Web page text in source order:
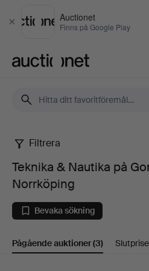
Stäng
Auctionet
Finns på Google Play
Teknika
Nautika
på
Filtrera
Teknika & Nautika på
Norrköping
Bevaka sökning
Pågående auktioner(3)